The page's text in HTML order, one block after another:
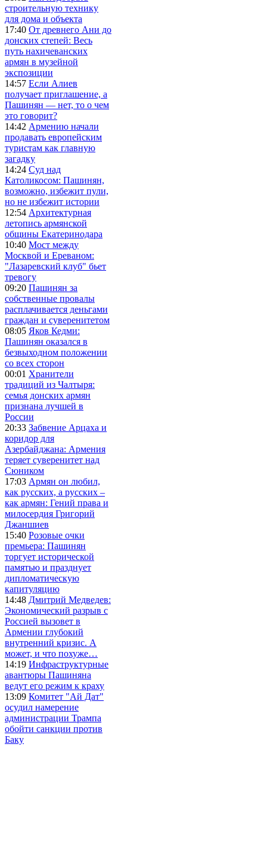
строительную технику
для дома и объекта
17:40 От древнего Ани до
донских степей: Весь
путь нахичеванских
армян в музейной
экспозиции
14:57 Если Алиев
получает приглашение, а
Пашинян — нет, то о чем
это говорит?
14:42 Армению начали
продавать европейским
туристам как главную
загадку
14:24 Суд над
Католикосом: Пашинян,
возможно, избежит пули,
но не избежит истории
12:54 Архитектурная
летопись армянской
общины Екатеринодара
10:40 Мост между
Москвой и Ереваном:
"Лазаревский клуб" бьет
тревогу
09:20 Пашинян за
собственные провалы
расплачивается деньгами
граждан и суверенитетом
08:05 Яков Кедми:
Пашинян оказался в
безвыходном положении
со всех сторон
00:01 Хранители
традиций из Чалтыря:
семья донских армян
признана лучшей в
России
20:33 Забвение Арцаха и
коридор для
Азербайджана: Армения
теряет суверенитет над
Сюником
17:03 Армян он любил,
как русских, а русских –
как армян: Гений права и
милосердия Григорий
Джаншиев
15:40 Розовые очки
премьера: Пашинян
торгует исторической
памятью и празднует
дипломатическую
капитуляцию
14:48 Дмитрий Медведев:
Экономический разрыв с
Россией вызовет в
Армении глубокий
внутренний кризис. А
может, и что похуже…
14:19 Инфраструктурные
авантюры Пашиняна
ведут его режим к краху
13:09 Комитет "Ай Дат"
осудил намерение
администрации Трампа
обойти санкции против
Баку